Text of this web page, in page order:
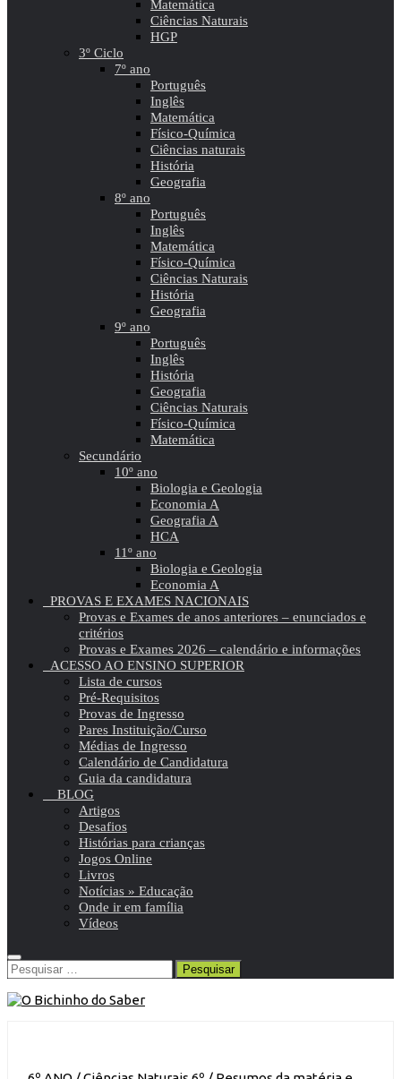
Matemática
Ciências Naturais
HGP
3º Ciclo
7º ano
Português
Inglês
Matemática
Físico-Química
Ciências naturais
História
Geografia
8º ano
Português
Inglês
Matemática
Físico-Química
Ciências Naturais
História
Geografia
9º ano
Português
Inglês
História
Geografia
Ciências Naturais
Físico-Química
Matemática
Secundário
10º ano
Biologia e Geologia
Economia A
Geografia A
HCA
11º ano
Biologia e Geologia
Economia A
PROVAS E EXAMES NACIONAIS
Provas e Exames de anos anteriores – enunciados e
critérios
Provas e Exames 2026 – calendário e informações
ACESSO AO ENSINO SUPERIOR
Lista de cursos
Pré-Requisitos
Provas de Ingresso
Pares Instituição/Curso
Médias de Ingresso
Calendário de Candidatura
Guia da candidatura
BLOG
Artigos
Desafios
Histórias para crianças
Jogos Online
Livros
Notícias » Educação
Onde ir em família
Vídeos
Pesquisar
por: